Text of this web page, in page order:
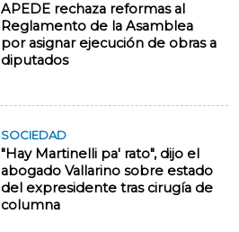
APEDE rechaza reformas al
Reglamento de la Asamblea
por asignar ejecución de obras a
diputados
SOCIEDAD
"Hay Martinelli pa' rato", dijo el
abogado Vallarino sobre estado
del expresidente tras cirugía de
columna